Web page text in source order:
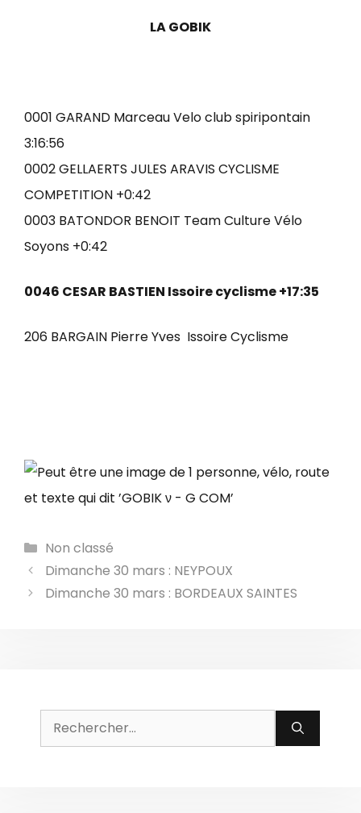
LA GOBIK
0001 GARAND Marceau Velo club spiripontain
3:16:56
0002 GELLAERTS JULES ARAVIS CYCLISME
COMPETITION +0:42
0003 BATONDOR BENOIT Team Culture Vélo
Soyons +0:42
0046 CESAR BASTIEN Issoire cyclisme +17:35
206 BARGAIN Pierre Yves Issoire Cyclisme
Catégories
Non classé
Dimanche 30 mars : NEYPOUX
Dimanche 30 mars : BORDEAUX SAINTES
Rechercher :